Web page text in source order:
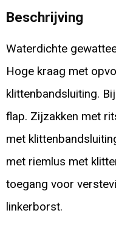
Beschrijving
Waterdichte
Hoge kraag met
klittenbandsluiting.
flap. Zijzakken met
met
met riemlus met
toegang voor
linkerborst.